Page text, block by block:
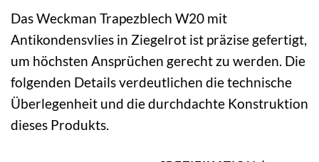
Das Weckman Trapezblech W20 mit
Antikondensvlies in Ziegelrot ist präzise gefertigt,
um höchsten Ansprüchen gerecht zu werden. Die
folgenden Details verdeutlichen die technische
Überlegenheit und die durchdachte Konstruktion
dieses Produkts.